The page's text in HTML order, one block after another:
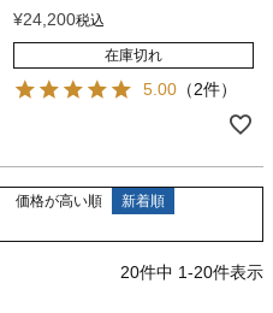
¥24,200税込
在庫切れ
5.00 （2件）
価格が高い順
新着順
20件中 1-20件表示